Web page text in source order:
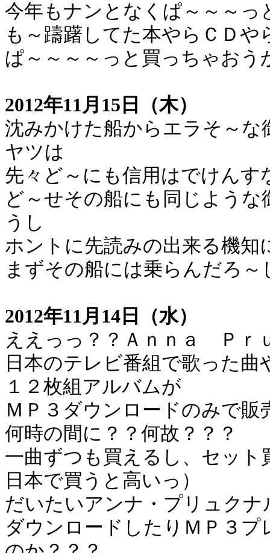
今年もナンとなくぱ～～～
も～躊躇してた本やらＣＤや
ぱ～～～～っと買っちゃおう
2012年11月15日（木）
沈みかけた船からエラそ～
ヤツは
先々ど～にも信用はでけんす
ど～せその船にも同じよう
うし
ホントに先読みの出来る機知
まずその船には乗らんだろ～
2012年11月14日（水）
ええっっ？？Ａｎｎａ Ｐｒ
日本のテレビ番組で歌った
１２枚組アルバムが
ＭＰ３ダウンロードのみで販
何時の間に？？何故？？？
一曲ずつも買えるし、セッ
日本で買うと高いっ）
だいたいアンナ・プリュクナ
ダウンロードしたりＭＰ３